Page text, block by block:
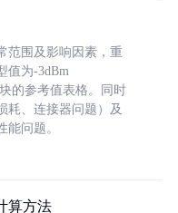
范围及影响因素，重
值为-3dBm
的参考值表格。同时
耗、连接器问题）及
问题。
算方法